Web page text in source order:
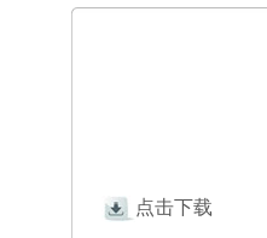
点击下载